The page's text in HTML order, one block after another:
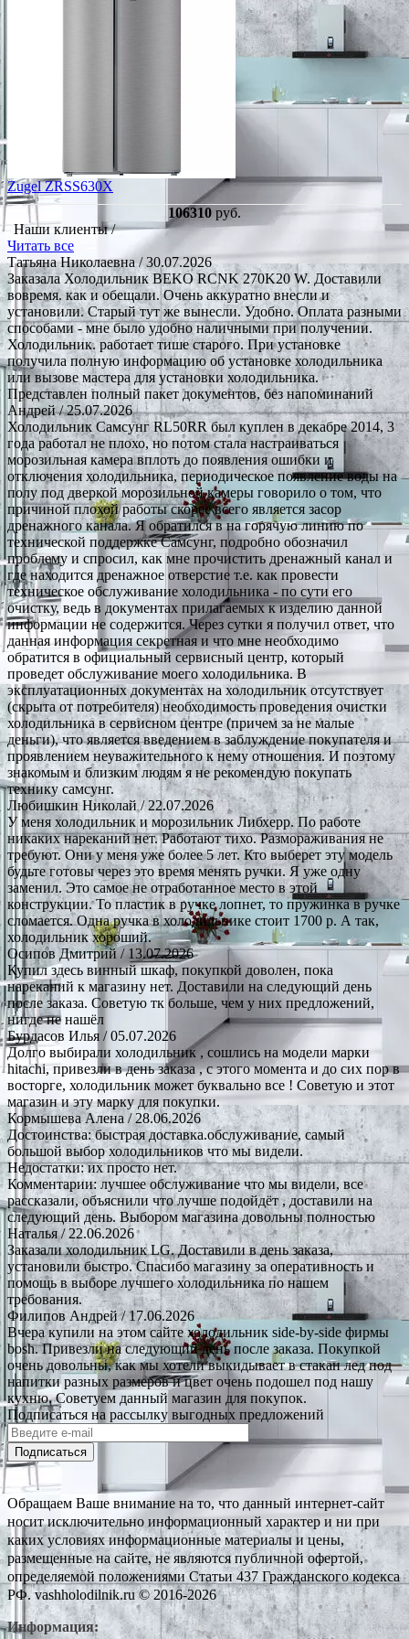
Zugel ZRSS630X
106310 руб.
Наши клиенты /
Читать все
Татьяна Николаевна/ 30.07.2026
Заказала Холодильник BEKO RCNK 270K20 W. Доставили
вовремя. как и обещали. Очень аккуратно внесли и
установили. Старый тут же вынесли. Удобно. Оплата разными
способами - мне было удобно наличными при получении.
Холодильник. работает тише старого. При установке
получила полную информацию об установке холодильника
или вызове мастера для установки холодильника.
Представлен полный пакет документов, без напоминаний
Андрей/ 25.07.2026
Холодильник Самсунг RL50RR был куплен в декабре 2014, 3
года работал не плохо, но потом стала настраиваться
морозильная камера вплоть до появления ошибки и
отключения холодильника, периодическое появление воды на
полу под дверкой морозильной камеры говорило о том, что
причиной плохой работы скорее всего является засор
дренажного канала. Я обратился в на горячую линию по
технической поддержке Самсунг, подробно обозначил
проблему и спросил, как мне прочистить дренажный канал и
где находится дренажное отверстие т.е. как провести
техническое обслуживание холодильника - по сути его
очистку, ведь в документах прилагаемых к изделию данной
информации не содержится. Через сутки я получил ответ, что
данная информация секретная и что мне необходимо
обратится в официальный сервисный центр, который
проведет обслуживание моего холодильника. В
эксплуатационных документах на холодильник отсутствует
(скрыта от потребителя) необходимость проведения очистки
холодильника в сервисном центре (причем за не малые
деньги), что является введением в заблуждение покупателя и
проявлением неуважительного к нему отношения. И поэтому
знакомым и близким людям я не рекомендую покупать
технику самсунг.
Любишкин Николай/ 22.07.2026
У меня холодильник и морозильник Либхерр. По работе
никаких нареканий нет. Работают тихо. Размораживания не
требуют. Они у меня уже более 5 лет. Кто выберет эту модель
будьте готовы через это время менять ручки. Я уже одну
заменил. Это самое не отработанное место в этой
конструкции. То пластик в ручке лопнет, то пружинка в ручке
сломается. Одна ручка в холодильнике стоит 1700 р. А так,
холодильник хороший.
Осипов Дмитрий / 13.07.2026
Купил здесь винный шкаф, покупкой доволен, пока
нареканий к магазину нет. Доставили на следующий день
после заказа. Советую тк больше, чем у них предложений,
нигде не нашёл
Бурдасов Илья / 05.07.2026
Долго выбирали холодильник , сошлись на модели марки
hitachi, привезли в день заказа , с этого момента и до сих пор в
восторге, холодильник может буквально все ! Советую и этот
магазин и эту марку для покупки.
Кормышева Алена / 28.06.2026
Достоинства: быстрая доставка.обслуживание, самый
большой выбор холодильников что мы видели.
Недостатки: их просто нет.
Комментарии: лучшее обслуживание что мы видели, все
рассказали, объяснили что лучше подойдёт , доставили на
следующий день. Выбором магазина довольны полностью
Наталья/ 22.06.2026
Заказали холодильник LG. Доставили в день заказа,
установили быстро. Спасибо магазину за оперативность и
помощь в выборе лучшего холодильника по нашем
требования.
Филипов Андрей/ 17.06.2026
Вчера купили на этом сайте холодильник side-by-side фирмы
bosh. Привезли на следующий день после заказа. Покупкой
очень довольны, как мы хотели выкидывает в стакан лед под
напитки разных размеров и цвет очень подошел под нашу
кухню. Советуем данный магазин для покупок.
Подписаться на рассылку выгодных предложений
Подписаться
Обращаем Ваше внимание на то, что данный интернет-сайт
носит исключительно информационный характер и ни при
каких условиях информационные материалы и цены,
размещенные на сайте, не являются публичной офертой,
определяемой положениями Статьи 437 Гражданского кодекса
РФ. vashholodilnik.ru © 2016-2026
Информация: